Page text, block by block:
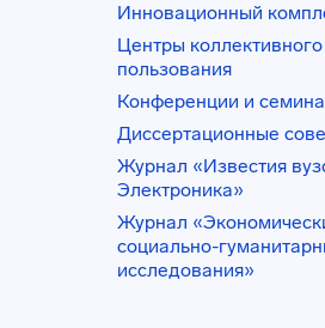
Инновационный
Центры коллективного
пользования
Конференции и
Диссертационные
Журнал «Известия
Электроника»
Журнал
социально-
исследования»